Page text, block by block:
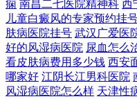
痫 南昌二七医院精神科 西
儿童白癜风的专家预约挂
肤病医院挂号 武汉广爱医
好的风湿病医院 尿血怎么
看皮肤病费用多少钱 西安
哪家好 江阴长江男科医院
风湿病医院怎么样 天津性